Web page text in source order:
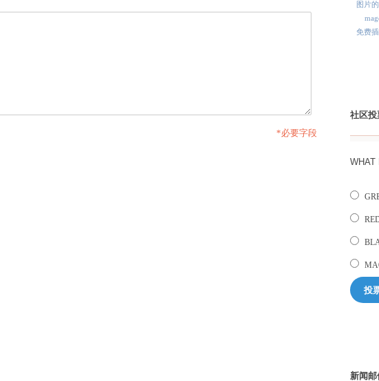
*必要字段
图片
免费
社区投
WHAT
投
新闻邮